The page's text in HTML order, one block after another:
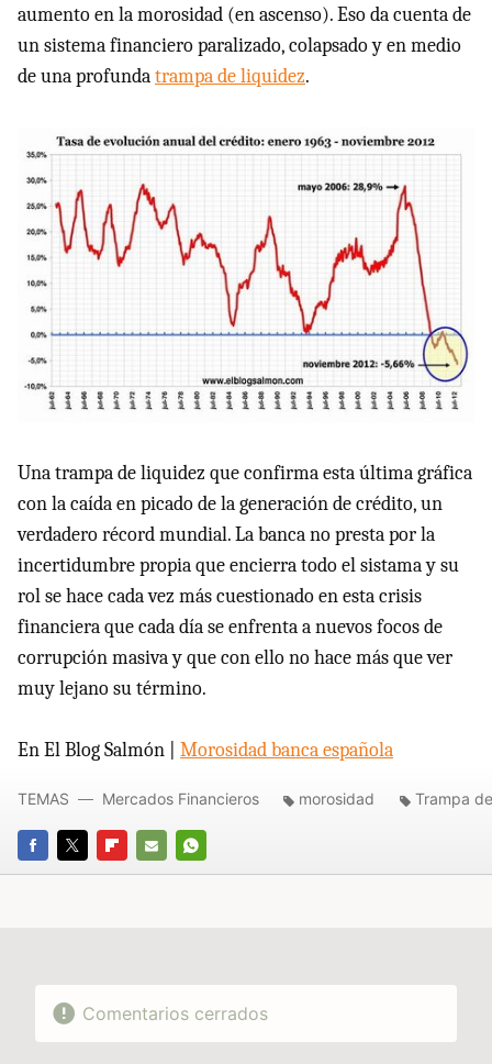
aumento en la morosidad (en ascenso). Eso da cuenta de
un sistema financiero paralizado, colapsado y en medio
de una profundatrampa de liquidez.
Una trampa de liquidez que confirma esta última gráfica
con la caída en picado de la generación de crédito, un
verdadero récord mundial. La banca no presta por la
incertidumbre propia que encierra todo el sistama y su
rol se hace cada vez más cuestionado en esta crisis
financiera que cada día se enfrenta a nuevos focos de
corrupción masiva y que con ello no hace más que ver
muy lejano su término.
En El Blog Salmón | Morosidad banca española
FACEBOOK
TWITTERFLIPBOARD
E-
WHATSAPP
TEMAS Mercados Financieros morosidad Trampa
Comentarios cerrados